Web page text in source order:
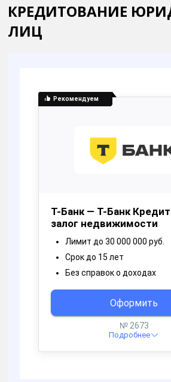
КРЕДИТОВАНИЕ
ЛИЦ